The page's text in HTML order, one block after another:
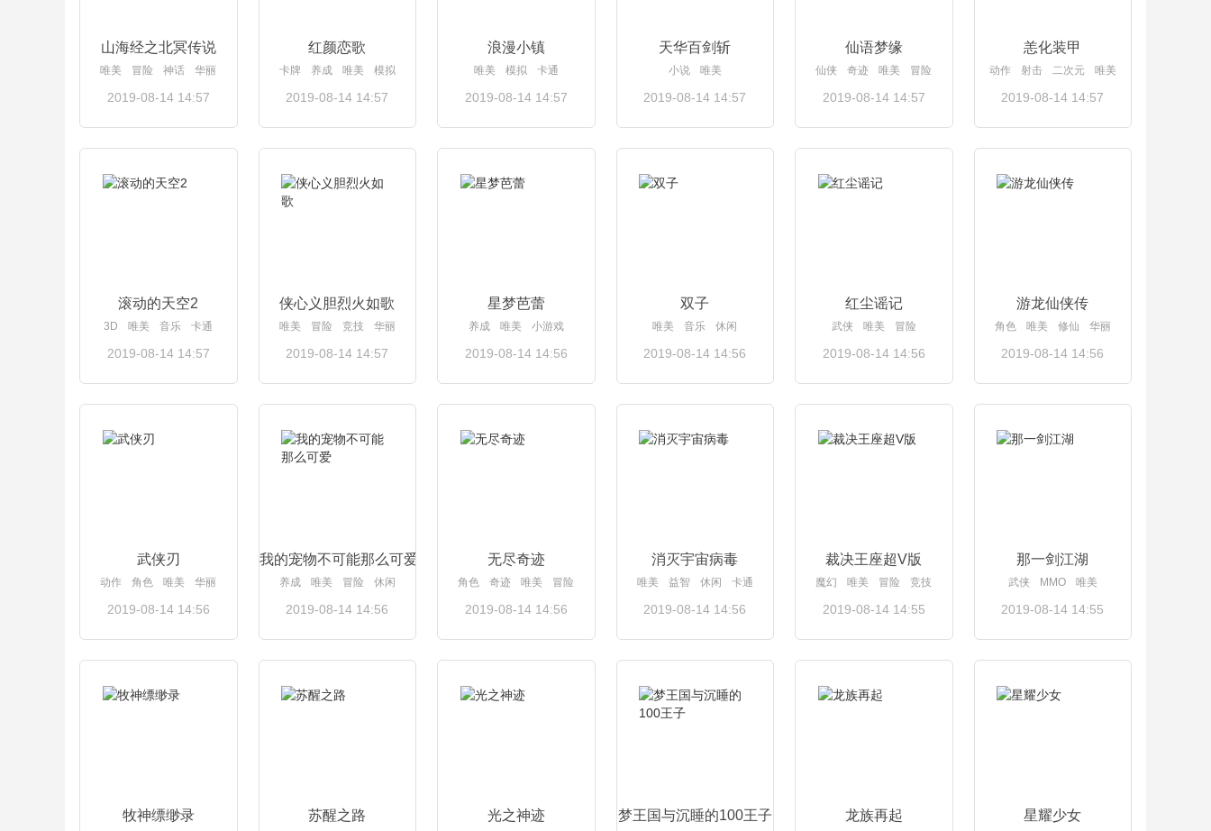
山海经之北冥传说
唯美 冒险 神话 华丽
2019-08-14 14:57
查看详情
红颜恋歌
卡牌 养成 唯美 模拟
2019-08-14 14:57
查看详情
浪漫小镇
唯美 模拟 卡通
2019-08-14 14:57
查看详情
天华百剑斩
小说 唯美
2019-08-14 14:57
查看详情
仙语梦缘
仙侠 奇迹 唯美 冒险
2019-08-14 14:57
查看详情
恙化装甲
动作 射击 二次元 唯美
2019-08-14 14:57
查看详情
滚动的天空2
3D 唯美 音乐 卡通
2019-08-14 14:57
查看详情
侠心义胆烈火如歌
唯美 冒险 竞技 华丽
2019-08-14 14:57
查看详情
星梦芭蕾
养成 唯美 小游戏
2019-08-14 14:56
查看详情
双子
唯美 音乐 休闲
2019-08-14 14:56
查看详情
红尘谣记
武侠 唯美 冒险
2019-08-14 14:56
查看详情
游龙仙侠传
角色 唯美 修仙 华丽
2019-08-14 14:56
查看详情
武侠刃
动作 角色 唯美 华丽
2019-08-14 14:56
查看详情
我的宠物不可能那么可爱
养成 唯美 冒险 休闲
2019-08-14 14:56
查看详情
无尽奇迹
角色 奇迹 唯美 冒险
2019-08-14 14:56
查看详情
消灭宇宙病毒
唯美 益智 休闲 卡通
2019-08-14 14:56
查看详情
裁决王座超V版
魔幻 唯美 冒险 竞技
2019-08-14 14:55
查看详情
那一剑江湖
武侠 MMO 唯美
2019-08-14 14:55
查看详情
牧神缥缈录 苏醒之路 光之神迹 梦王国与沉睡的100王子 龙族再起 星耀少女